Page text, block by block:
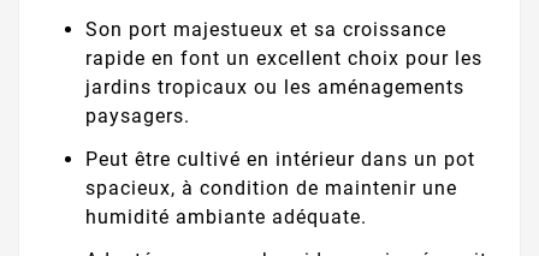
Son port majestueux et sa croissance
rapide en font un excellent choix pour les
jardins tropicaux ou les aménagements
paysagers.
Peut être cultivé en intérieur dans un pot
spacieux, à condition de maintenir une
humidité ambiante adéquate.